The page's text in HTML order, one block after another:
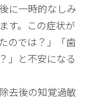
に一時的なしみ
す。この症状が
のでは？」「歯
」と不安になる
去後の知覚過敏